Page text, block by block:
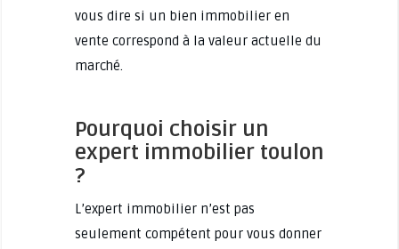
vous dire si un bien immobilier en
vente correspond à la valeur actuelle du
marché.
Pourquoi choisir un
expert immobilier toulon
?
L’expert immobilier n’est pas
seulement compétent pour vous donner